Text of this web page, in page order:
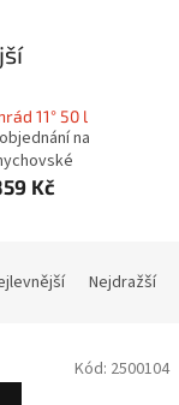
11° 50 l
na
Kč
Nejdražší
Kód: 2500104